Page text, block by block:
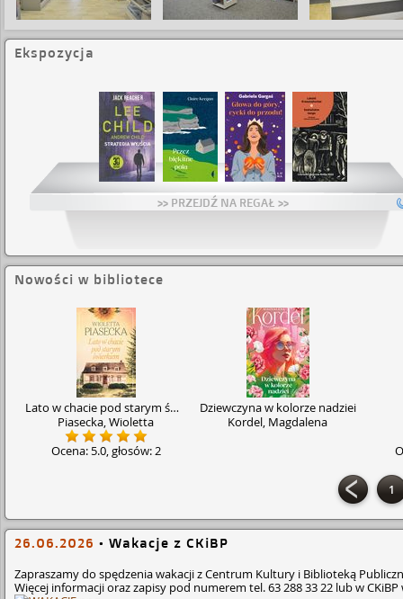
Ekspozycja
Brak pozycji
>> PRZEJDŹ NA REGAŁ >>
Nowości w bibliotece
Lato w chacie pod starym świerkiem
Piasecka, Wioletta
Ocena: 5.0, głosów:2
Dziewczyna w kolorze nadziei
Kordel, Magdalena
1
26.06.2026 • Wakacje z CKiBP
Zapraszamy do spędzenia wakacji z Centrum Kultury i Biblioteką
Więcej informacji oraz zapisy pod numerem tel. 63 288 33 22 lub w